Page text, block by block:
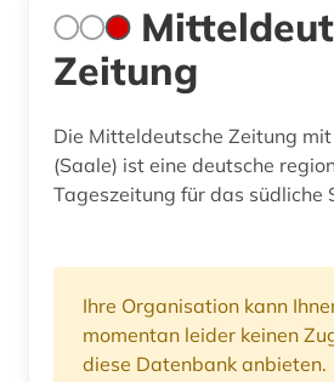
Zeitung
Die Mitteldeutsche Zeitung
(Saale) ist eine deutsche
Tageszeitung für das südliche
Ihre Organisation kann
momentan leider keinen
diese Datenbank anbieten.